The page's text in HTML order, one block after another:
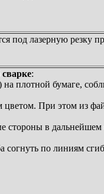
под лазерную резку
:
плотной бумаге,
При этом из
стороны в
согнуть по линиям